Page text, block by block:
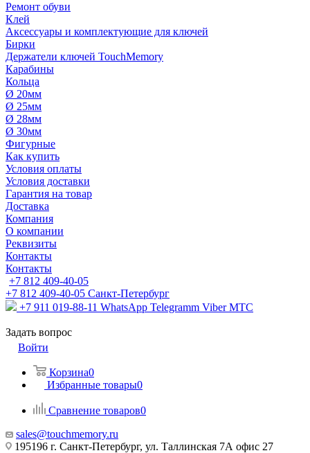
Ремонт обуви
Клей
Аксессуары и комплектующие для ключей
Бирки
Держатели ключей TouchMemory
Карабины
Кольца
Ø 20мм
Ø 25мм
Ø 28мм
Ø 30мм
Фигурные
Как купить
Условия оплаты
Условия доставки
Гарантия на товар
Доставка
Компания
О компании
Реквизиты
Контакты
Контакты
+7 812 409-40-05
+7 812 409-40-05 Санĸт-Петербург
+7 911 019-88-11 WhatsApp Telegramm Viber МТС
Задать вопрос
Войти
Корзина0
Избранные товары0
Сравнение товаров0
sales@touchmemory.ru
195196 г. Санкт-Петербург, ул. Таллинская 7А офис 27